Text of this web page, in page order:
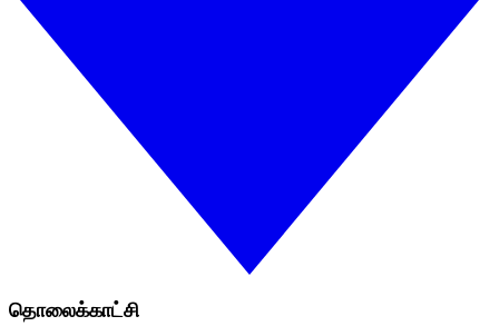
தொலைக்காட்சி